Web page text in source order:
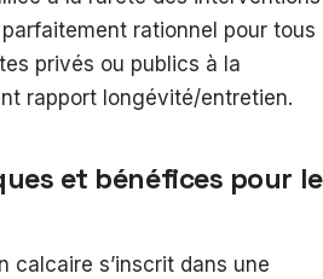
rationnel pour tous
privés ou publics à la
rapport longévité/entretien.
et bénéfices pour le
calcaire s’inscrit dans une